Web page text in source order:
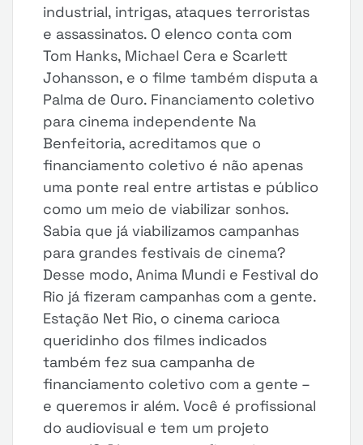
industrial, intrigas, ataques terroristas
e assassinatos. O elenco conta com
Tom Hanks, Michael Cera e Scarlett
Johansson, e o filme também disputa a
Palma de Ouro. Financiamento coletivo
para cinema independente Na
Benfeitoria, acreditamos que o
financiamento coletivo é não apenas
uma ponte real entre artistas e público
como um meio de viabilizar sonhos.
Sabia que já viabilizamos campanhas
para grandes festivais de cinema?
Desse modo, Anima Mundi e Festival do
Rio já fizeram campanhas com a gente.
Estação Net Rio, o cinema carioca
queridinho dos filmes indicados
também fez sua campanha de
financiamento coletivo com a gente –
e queremos ir além. Você é profissional
do audiovisual e tem um projeto